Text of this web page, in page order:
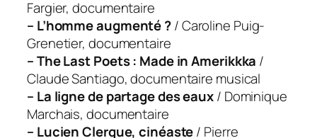
Fargier, documentaire
– L’homme augmenté ?/ Caroline Puig-
Grenetier, documentaire
– The Last Poets : Made in Amerikkka /
Claude Santiago, documentaire musical
– La ligne de partage des eaux/ Dominique
Marchais, documentaire
– Lucien Clergue, cinéaste/ Pierre